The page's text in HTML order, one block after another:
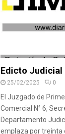
Edicto Judicial
25/02/2025 0
El Juzgado de
Comercial N° 6,
Departamento
emplaza por treinta